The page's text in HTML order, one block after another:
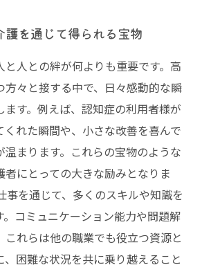
護を通じて得られる宝物
と人との絆が何よりも重要です。高
方々と接する中で、日々感動的な瞬
ます。例えば、認知症の利用者様が
くれた瞬間や、小さな改善を喜んで
温まります。これらの宝物のような
者にとっての大きな励みとなりま
事を通じて、多くのスキルや知識を
。コミュニケーション能力や問題解
これらは他の職業でも役立つ資源と
、困難な状況を共に乗り越えること